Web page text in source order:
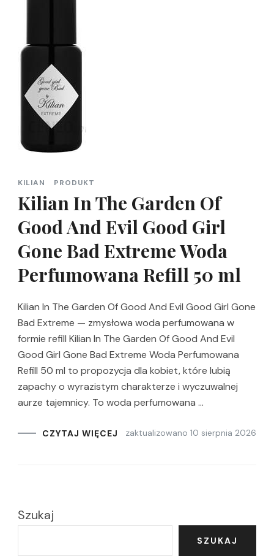
KILIAN PRODUKT
Kilian In The Garden Of
Good And Evil Good Girl
Gone Bad Extreme Woda
Perfumowana Refill 50 ml
Kilian In The Garden Of Good And Evil Good Girl Gone
Bad Extreme — zmysłowa woda perfumowana w
formie refill Kilian In The Garden Of Good And Evil
Good Girl Gone Bad Extreme Woda Perfumowana
Refill 50 ml to propozycja dla kobiet, które lubią
zapachy o wyrazistym charakterze i wyczuwalnej
aurze tajemnicy. To woda perfumowana …
CZYTAJ WIĘCEJ zaktualizowano 10 sierpnia 2026
Szukaj
SZUKAJ